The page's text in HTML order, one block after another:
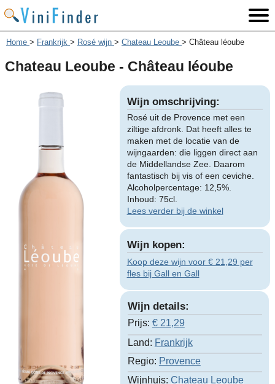
Home > Frankrijk > Rosé wijn > Chateau Leoube > Château léoube
Chateau Leoube - Château léoube
Wijn omschrijving:
Rosé uit de Provence met een
ziltige afdronk. Dat heeft alles te
maken met de locatie van de
wijngaarden: die liggen direct aan
de Middellandse Zee. Daarom
fantastisch bij vis of een ceviche.
Alcoholpercentage: 12,5%.
Inhoud: 75cl.
Lees verder bij de winkel
Wijn kopen:
Koop deze wijn voor € 21,29 per
fles bij Gall en Gall
Wijn details:
Prijs: € 21,29
Land: Frankrijk
Regio: Provence
Wijnhuis: Chateau Leoube